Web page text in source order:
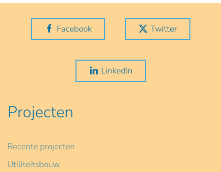
Facebook Twitter
LinkedIn
Projecten
Recente projecten
Utiliteitsbouw